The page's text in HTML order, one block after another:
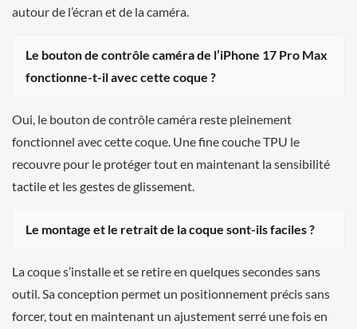
autour de l’écran et de la caméra.
Le bouton de contrôle caméra de l’iPhone 17 Pro Max
fonctionne-t-il avec cette coque ?
Oui, le bouton de contrôle caméra reste pleinement
fonctionnel avec cette coque. Une fine couche TPU le
recouvre pour le protéger tout en maintenant la sensibilité
tactile et les gestes de glissement.
Le montage et le retrait de la coque sont-ils faciles ?
La coque s’installe et se retire en quelques secondes sans
outil. Sa conception permet un positionnement précis sans
forcer, tout en maintenant un ajustement serré une fois en